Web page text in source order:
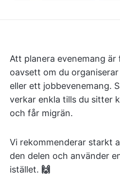
Att planera evenemang
oavsett om du
eller ett jobbevenemang.
verkar enkla tills du sitter
och får migrän.
Vi rekommenderar starkt
den delen och använder
istället. 🙌